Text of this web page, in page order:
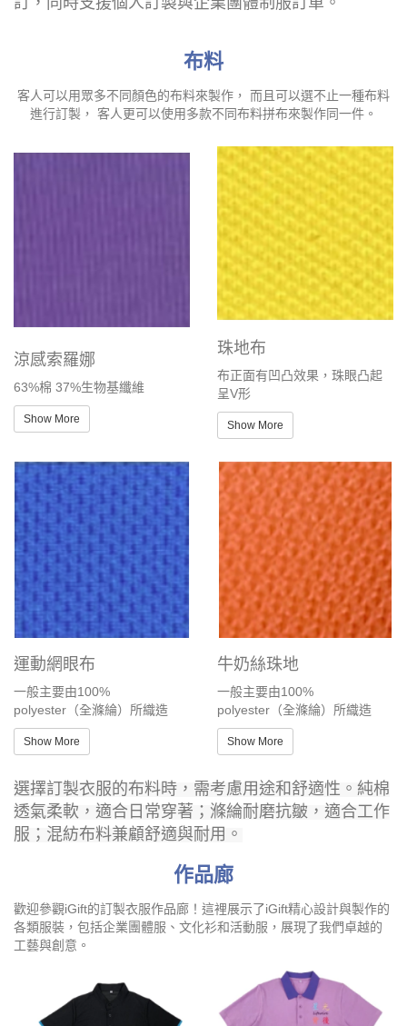
布料
客人可以用眾多不同顏色的布料來製作， 而且可以選不止一種布料
進行訂製， 客人更可以使用多款不同布料拼布來製作同一件。
涼感索羅娜
63%棉 37%生物基纖維
Show More
珠地布
布正面有凹凸效果，珠眼凸起
呈V形
Show More
運動網眼布
一般主要由100%
polyester（全滌綸）所織造
Show More
牛奶絲珠地
一般主要由100%
polyester（全滌綸）所織造
Show More
選擇訂製衣服的布料時，需考慮用途和舒適性。純棉
透氣柔軟，適合日常穿著；滌綸耐磨抗皺，適合工作
服；混紡布料兼顧舒適與耐用。
作品廊
歡迎參觀iGift的訂製衣服作品廊！這裡展示了iGift精心設計與製作的
各類服裝，包括企業團體服、文化衫和活動服，展現了我們卓越的
工藝與創意。